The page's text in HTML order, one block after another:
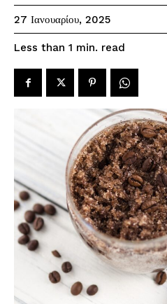
27 Ιανουαρίου, 2025
Less than 1 min. read